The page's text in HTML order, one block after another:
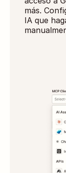
más.
IA que